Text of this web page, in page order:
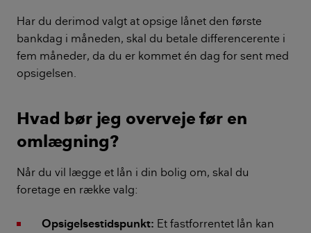
Har du derimod valgt at opsige lånet den første
bankdag i måneden, skal du betale differencerente i
fem måneder, da du er kommet én dag for sent med
opsigelsen.
Hvad bør jeg overveje før en
omlægning?
Når du vil lægge et lån i din bolig om, skal du
foretage en række valg:
Opsigelsestidspunkt: Et fastforrentet lån kan